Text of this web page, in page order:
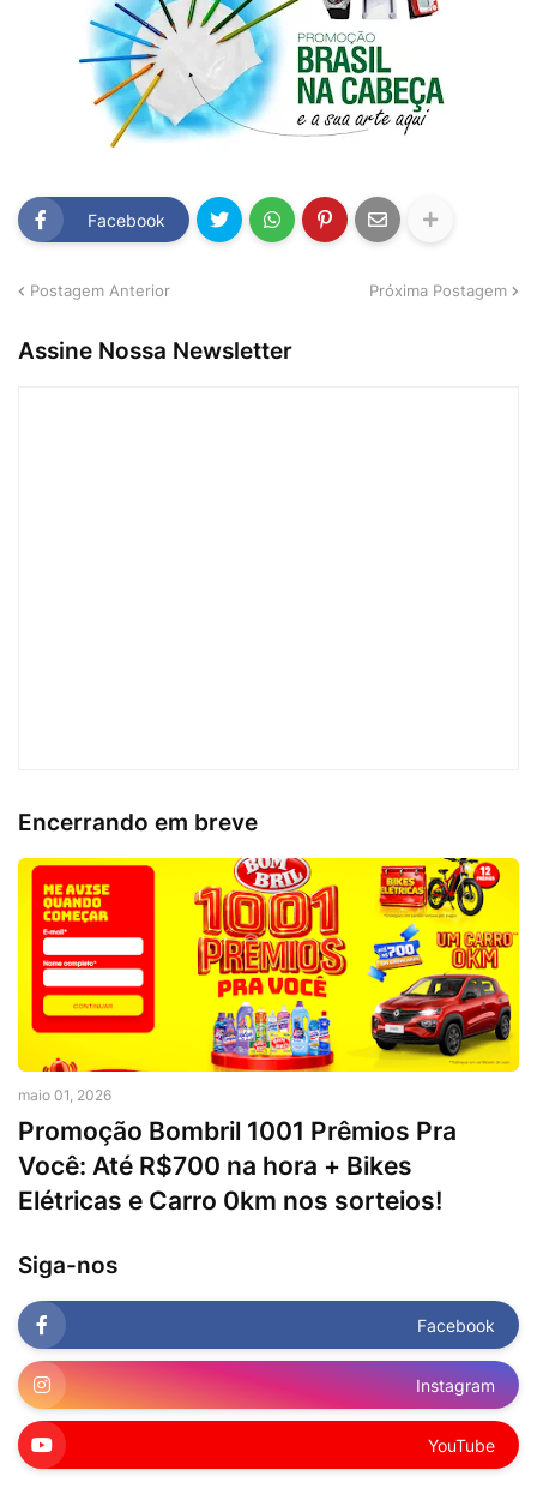
Facebook
Postagem Anterior Próxima Postagem
Assine Nossa Newsletter
Encerrando em breve
maio 01, 2026
Promoção Bombril 1001 Prêmios Pra
Você: Até R$700 na hora + Bikes
Elétricas e Carro 0km nos sorteios!
Siga-nos
Facebook
Instagram
YouTube